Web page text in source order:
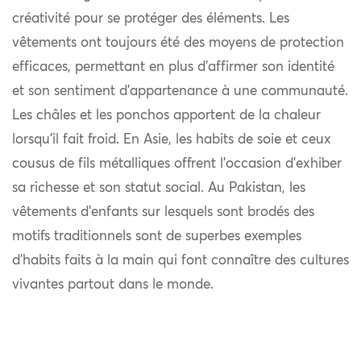
créativité pour se protéger des éléments. Les
vêtements ont toujours été des moyens de protection
efficaces, permettant en plus d’affirmer son identité
et son sentiment d’appartenance à une communauté.
Les châles et les ponchos apportent de la chaleur
lorsqu’il fait froid. En Asie, les habits de soie et ceux
cousus de fils métalliques offrent l’occasion d’exhiber
sa richesse et son statut social. Au Pakistan, les
vêtements d’enfants sur lesquels sont brodés des
motifs traditionnels sont de superbes exemples
d’habits faits à la main qui font connaître des cultures
vivantes partout dans le monde.